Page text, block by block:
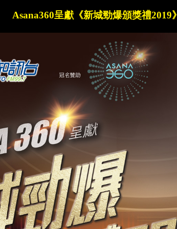
Asana360呈獻《新城勁爆頒獎禮2019》